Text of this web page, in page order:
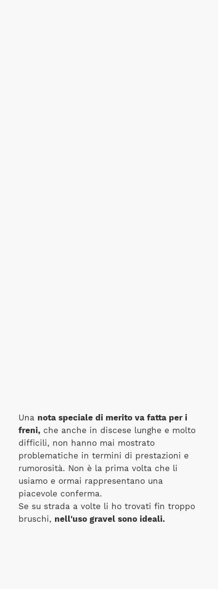
Una nota speciale di merito va fatta per i
freni,che anche in discese lunghe e molto
difficili, non hanno mai mostrato
problematiche in termini di prestazioni e
rumorosità. Non è la prima volta che li
usiamo e ormai rappresentano una
piacevole conferma.
Se su strada a volte li ho trovati fin troppo
bruschi, nell'uso gravel sono ideali.